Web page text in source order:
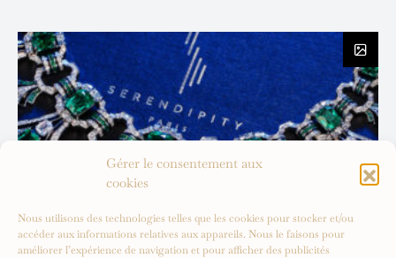
Gérer le consentement aux
cookies
Nous utilisons des technologies telles que les cookies pour stocker et/ou
accéder aux informations relatives aux appareils. Nous le faisons pour
améliorer l’expérience de navigation et pour afficher des publicités